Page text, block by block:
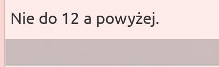
Nie do 12 a powyżej.